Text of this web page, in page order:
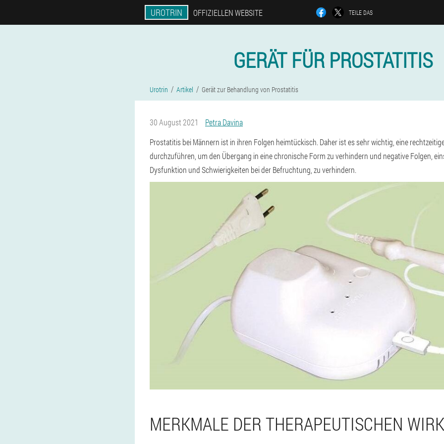
UROTRIN OFFIZIELLEN WEBSITE TEILE DAS
GERÄT FÜR PROSTATITIS
Urotrin Artikel Gerät zur Behandlung von Prostatitis
30 August 2021
Petra Davina
Prostatitis bei Männern ist in ihren Folgen heimtückisch. Daher ist es sehr wichtig, eine
durchzuführen, um den Übergang in eine chronische Form zu verhindern und negative Folgen,
Dysfunktion und Schwierigkeiten bei der Befruchtung, zu verhindern.
MERKMALE DER THERAPEUTISCHEN